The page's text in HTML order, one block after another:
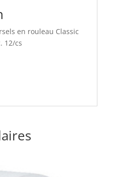
en rouleau Classic
12/cs